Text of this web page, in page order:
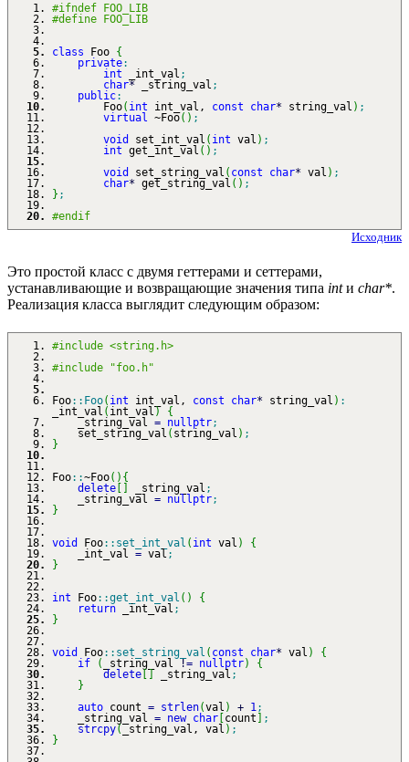
#ifndef FOO_LIB
#define FOO_LIB
class Foo {
private:
int _int_val ;
char*_string_val ;
public:
Foo( int int_val, const char* string_val ) ;
virtual
~Foo( ) ;
void
set_int_val ( int val ) ;
int get_int_val ( ) ;
void
set_string_val ( const char* val ) ;
char* get_string_val ( ) ;
} ;
#endif
Исходник
Это простой класс с двумя геттерами и сеттерами,
устанавливающие и возвращающие значения типа intи char*.
Реализация класса выглядит следующим образом:
#include <string.h>
#include "foo.h"
Foo:: Foo( int int_val, const char* string_val ) :
_int_val ( int_val )
{
_string_val = nullptr;
set_string_val ( string_val ) ;
}
Foo::~Foo( ) {
delete
_string_val ;
_string_val = nullptr;
}
void Foo:: set_int_val ( int val )
{
_int_val = val ;
}
int Foo::get_int_val ( )
{
return _int_val ;
}
void Foo:: set_string_val ( const char* val )
{
if
( _string_val != nullptr)
{
delete
_string_val ;
}
auto count = strlen(val ) + 1;
_string_val = new char count
;
strcpy( _string_val, val ) ;
}